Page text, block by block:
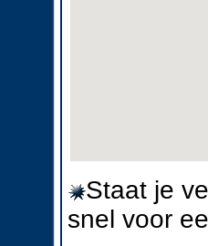
Staat je
snel voor